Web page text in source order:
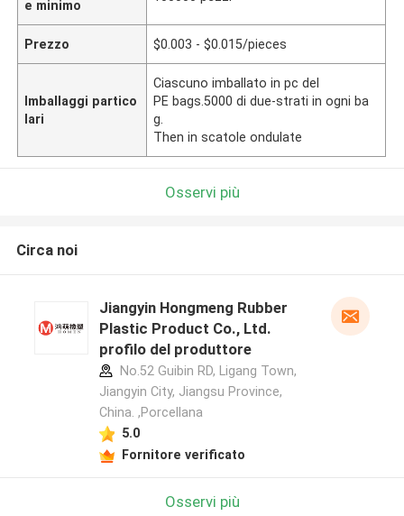
e minimo
Prezzo $0.003 - $0.015/pieces
Imballaggi partico
lari
Ciascuno imballato in pc del
PE bags.5000 di due-strati in ogni ba
g.
Then in scatole ondulate
Osservi più
Circa noi
Jiangyin Hongmeng Rubber
Plastic Product Co., Ltd.
profilo del produttore
No.52 Guibin RD, Ligang Town,
Jiangyin City, Jiangsu Province,
China. ,Porcellana
5.0
Fornitore verificato
Osservi più